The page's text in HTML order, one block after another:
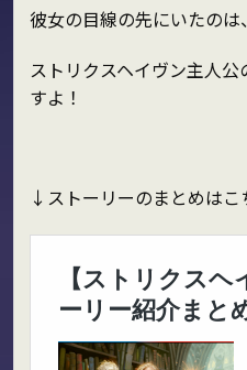
彼女の目線の先にいたのは
ストリクスヘイヴン主人
すよ！
↓ストーリーのまとめは